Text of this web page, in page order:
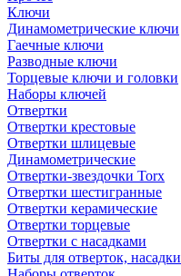
Ключи
Динамометрические ключи
Гаечные ключи
Разводные ключи
Торцевые ключи и головки
Наборы ключей
Отвертки
Отвертки крестовые
Отвертки шлицевые
Динамометрические
Отвертки-звездочки Torx
Отвертки шестигранные
Отвертки керамические
Отвертки торцевые
Отвертки с насадками
Биты для отверток, насадки